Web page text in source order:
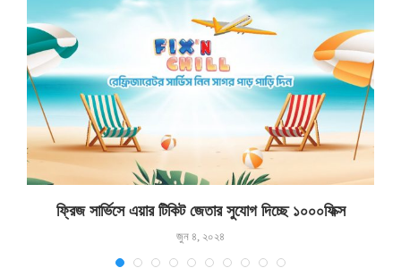
ফ্রিজ সার্ভিসে এয়ার টিকিট জেতার সুযোগ দিচ্ছে ১০০০ফিক্স
জুন ৪, ২০২৪